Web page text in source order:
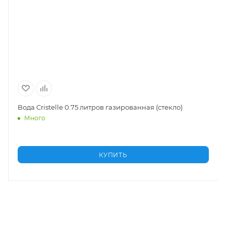
Вода Ессентуки №4 1 литра газированная (ПЭТ)
Много
КУПИТЬ